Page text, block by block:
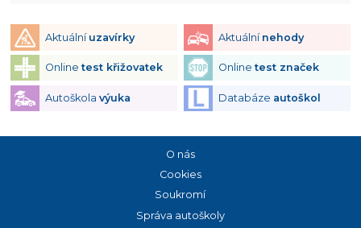
Aktuální uzavírky Aktuální nehody
Onlinetest křižovatek Onlinetest značek
Autoškola výuka Databáze autoškol
O nás
Cookies
Soukromí
Správa autoškoly